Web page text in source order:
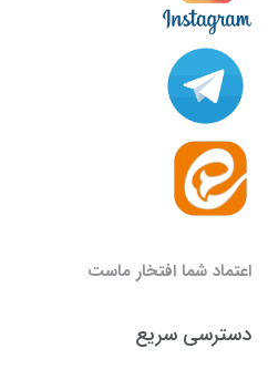
اعتماد شما افتخار ماست
دسترسی سریع